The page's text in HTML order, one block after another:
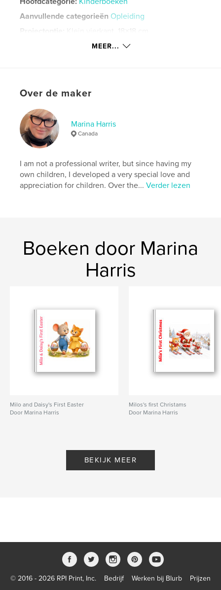
Aanvullende categorieën Opleiding
Projectoptie:
Klein vierkant, 18×18 cm
TaalEnglish
Trefwoorden
love , friendship , fruits
cat ,
MEER...
Over de maker
Marina Harris
Canada
I am not a professional writer, but since having my
own children, I developed a very special love and
appreciation for children. Over the...Verder lezen
Boeken door Marina
Harris
Milo and Daisy's First Easter
Door Marina Harris
Milos's first Christams
Door Marina Harris
BEKIJK MEER
© 2016 - 2026 RPI Print, Inc. Bedrijf Werken bij Blurb
Prijzen